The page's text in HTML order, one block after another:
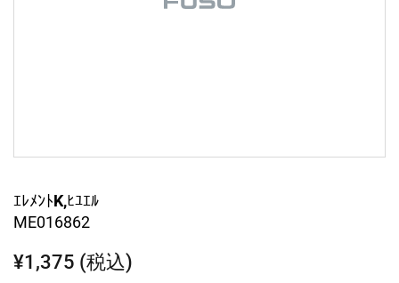
ｴﾚﾒﾝﾄK,ﾋﾕｴﾙ
ME016862
¥1,375 (税込)